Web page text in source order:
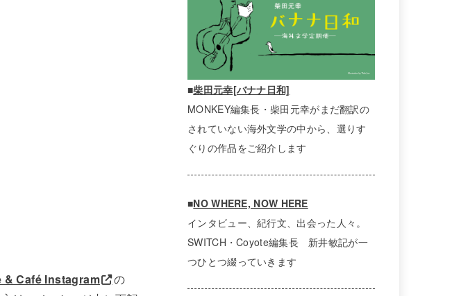
Café Instagram
の
■柴田元幸[バナナ日和]
MONKEY編集長・柴田元幸がまだ翻訳の
されていない海外文学の中から、選りす
ぐりの作品をご紹介します
■NO WHERE, NOW HERE
インタビュー、紀行文、出会った人々。
SWITCH・Coyote編集長 新井敏記が一
つひとつ綴っていきます